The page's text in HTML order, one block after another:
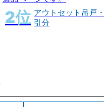
アウトセット吊戸・
引分